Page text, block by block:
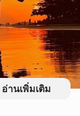
อ่านเพิ่มเติม